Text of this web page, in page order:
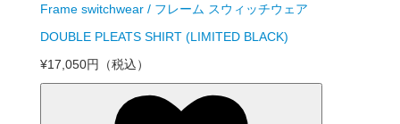
Frame switchwear / フレーム スウィッチウェア
DOUBLE PLEATS SHIRT (LIMITED BLACK)
¥17,050円 （税込）